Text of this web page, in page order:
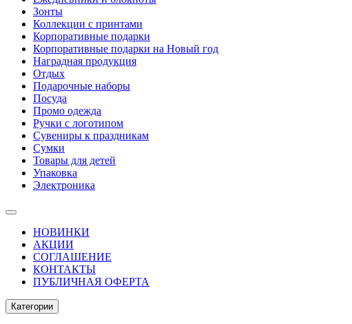
Зонты
Коллекции с принтами
Корпоративные подарки
Корпоративные подарки на Новый год
Наградная продукция
Отдых
Подарочные наборы
Посуда
Промо одежда
Ручки с логотипом
Сувениры к праздникам
Сумки
Товары для детей
Упаковка
Электроника
НОВИНКИ
АКЦИИ
СОГЛАШЕНИЕ
КОНТАКТЫ
ПУБЛИЧНАЯ ОФЕРТА
Категории